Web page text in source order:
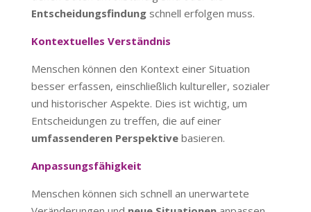
Entscheidungsfindungschnell erfolgen muss.
Kontextuelles Verständnis
Menschen können den Kontext einer Situation
besser erfassen, einschließlich kultureller, sozialer
und historischer Aspekte. Dies ist wichtig, um
Entscheidungen zu treffen, die auf einer
umfassenderen Perspektivebasieren.
Anpassungsfähigkeit
Menschen können sich schnell an unerwartete